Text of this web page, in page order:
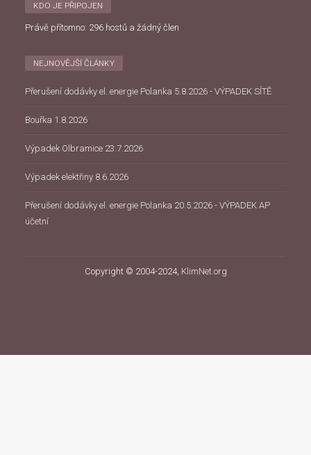
KDO JE PŘIPOJEN
Právě přítomno: 296 hostů a žádný člen
NEJNOVĚJŠÍ ČLÁNKY
Přerušení dodávky el. energie Polanka 5.8.2026 - VÝPADEK SÍTĚ
Bouřka 1.8.2026
Výpadek Olbramice 23.7.2026
Výpadek elektřiny 8.6.2026
Přerušení dodávky el. energie Polanka 20.5.2026 - VÝPADEK AP
účetní
Copyright © 2004-2024, KlimNet.org